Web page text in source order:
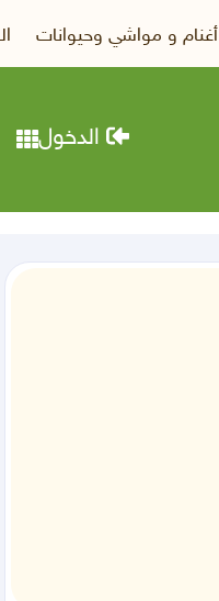
أغنام و مواشي وحيوانات
الدخول